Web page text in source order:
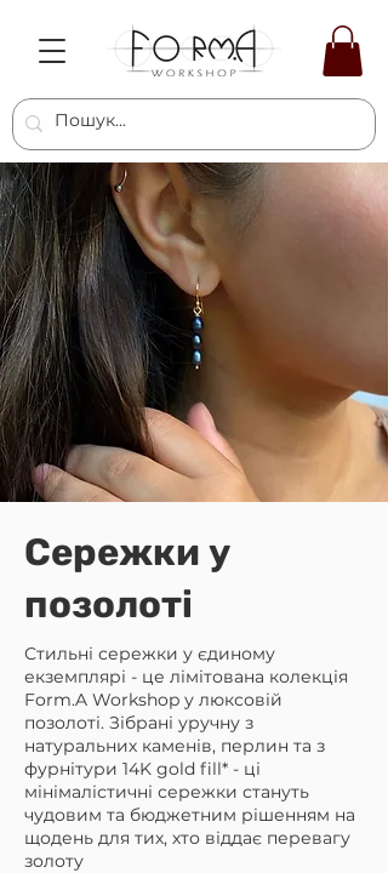
Сережки у
позолоті
Стильні сережки у єдиному
екземплярі - це лімітована колекція
Form.A Workshop у люксовій
позолоті. Зібрані уручну з
натуральних каменів, перлин та з
фурнітури 14K gold fill* - ці
мінімалістичні сережки стануть
чудовим та бюджетним рішенням на
щодень для тих, хто віддає перевагу
золоту